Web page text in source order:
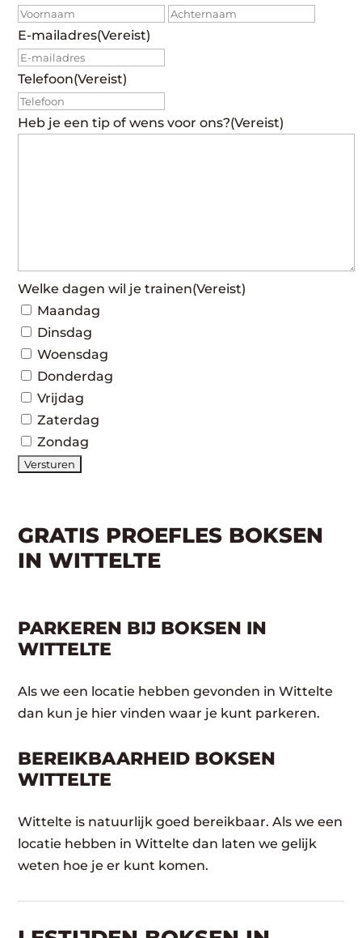
Voornaam
E-mailadres(Vereist)
Telefoon(Vereist)
Heb je een tip of wens voor ons?(Vereist)
Welke dagen wil je trainen(Vereist)
Maandag
Dinsdag
Woensdag
Donderdag
Vrijdag
Zaterdag
Zondag
GRATIS PROEFLES BOKSEN
IN WITTELTE
PARKEREN BIJ BOKSEN IN
WITTELTE
Als we een locatie hebben gevonden in Wittelte
dan kun je hier vinden waar je kunt parkeren.
BEREIKBAARHEID BOKSEN
WITTELTE
Wittelte is natuurlijk goed bereikbaar. Als we een
locatie hebben in Wittelte dan laten we gelijk
weten hoe je er kunt komen.